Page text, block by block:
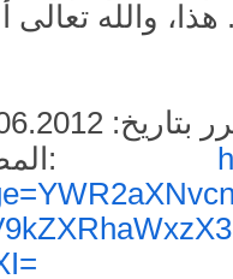
بتاريخ: 17.06.2012
المصدر: